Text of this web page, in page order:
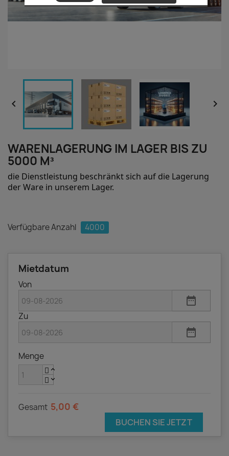
 
WARENLAGERUNG IM LAGER BIS ZU
5000 M³
die Dienstleistung beschränkt sich auf die Lagerung
der Ware in unserem Lager.
Verfügbare Anzahl 4000
Mietdatum
Von
date_range
Zu
date_range
Menge
Gesamt 5,00 €
BUCHEN SIE JETZT